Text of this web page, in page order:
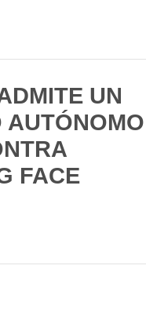
UN
AUTÓNOMO
FACE